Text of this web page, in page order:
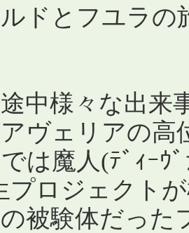
ドとフユラの
中様々な出来
ヴェリアの高
は魔人(ﾃﾞｨｰｳ
プロジェクト
被験体だっ